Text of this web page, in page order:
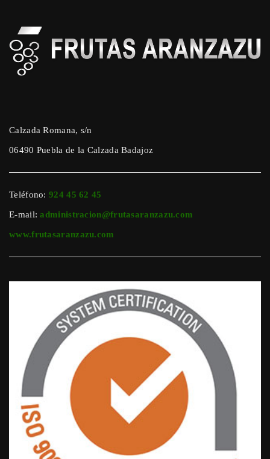
Calzada Romana, s/n
06490 Puebla de la Calzada Badajoz
Teléfono: 924 45 62 45
E-mail: administracion@frutasaranzazu.com
www.frutasaranzazu.com